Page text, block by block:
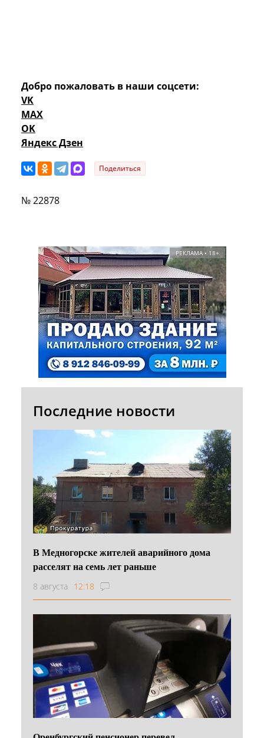
Добро пожаловать в наши соцсети:
VK
MAX
OK
Яндекс Дзен
Поделиться
№ 22878
РЕКЛАМА • 18+
Последние новости
В Медногорске жителей аварийного дома
расселят на семь лет раньше
8 августа 12:18